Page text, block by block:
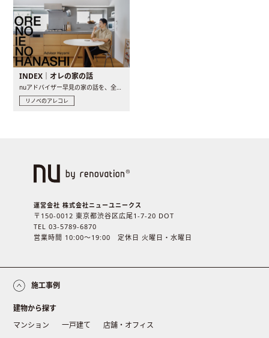
INDEX｜オレの家の話
nuアドバイザー早見の家の話を、全4話でお届け。リノベーションを..
リノベのアレコレ
運営会社 株式会社ニューユニークス
〒150-0012 東京都渋谷区広尾1-7-20 DOT
TEL 03-5789-6870
営業時間 10:00〜19:00 定休日 火曜日・水曜日
施工事例
建物から探す
マンション
一戸建て 店舗・オフィス